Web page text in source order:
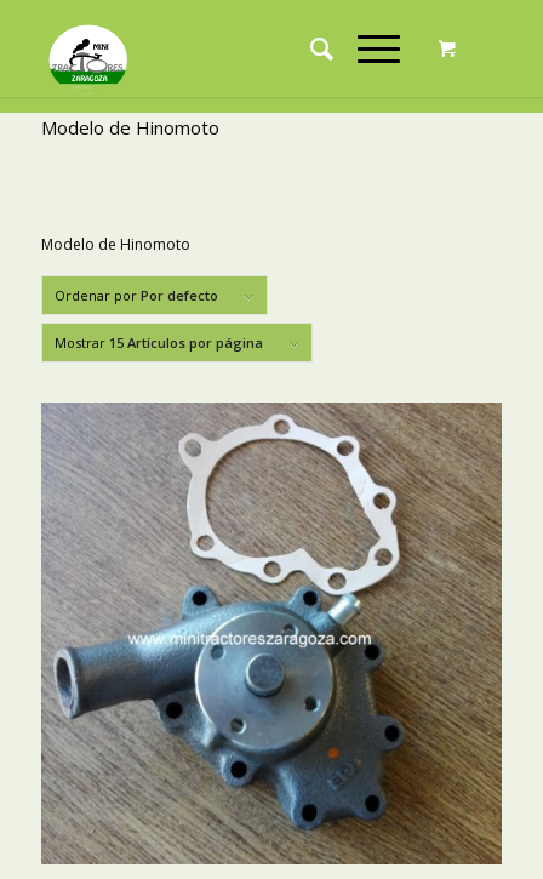
Modelo de Hinomoto
Modelo de Hinomoto
Ordenar por Por defecto
Mostrar 15 Artículos por página